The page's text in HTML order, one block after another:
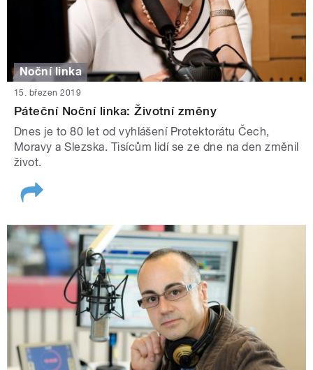
Noční linka
15. březen 2019
Páteční Noční linka: Životní změny
Dnes je to 80 let od vyhlášení Protektorátu Čech,
Moravy a Slezska. Tisícům lidí se ze dne na den změnil
život.